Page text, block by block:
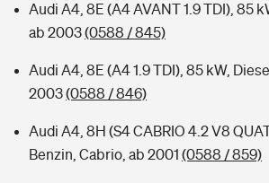
Audi A4, 8E (A4 AVANT 1.9 TDI), 85
ab 2003(0588 / 845)
Audi A4, 8E (A4 1.9 TDI), 85 kW,
2003(0588 / 846)
Audi A4, 8H (S4 CABRIO 4.2 V8
Benzin, Cabrio, ab 2001 (0588 / 859)